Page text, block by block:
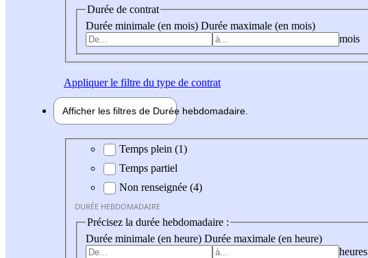
Durée de contrat
Durée minimale (en mois) Durée maximale (en mois)
mois
Appliquerle filtre du type de contrat
Afficher les filtres de Durée hebdomadaire
Durée hebdomadaire
Temps plein (1)
Temps partiel
Non renseignée (4)
DURÉE HEBDOMADAIRE
Précisez la durée hebdomadaire :
Durée minimale (en heure) Durée maximale (en heure)
heures